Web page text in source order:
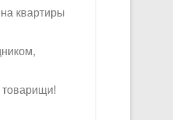
квартиры
товарищи!